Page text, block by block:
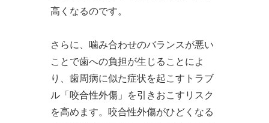
高くなるのです。
さらに、噛み合わせのバランスが悪い
ことで歯への負担が生じることによ
り、歯周病に似た症状を起こすトラブ
ル「咬合性外傷」を引きおこすリスク
を高めます。咬合性外傷がひどくなる